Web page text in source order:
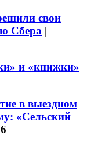
свои
Сбера |
и «книжки»
в выездном
«Сельский